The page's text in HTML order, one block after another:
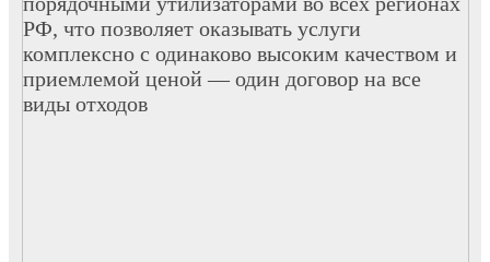
РФ, что позволяет оказывать услуги
комплексно с одинаково высоким качеством и
приемлемой ценой — один договор на все
виды отходов